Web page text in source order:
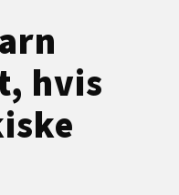
hvis